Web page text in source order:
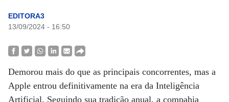
EDITORA3
13/09/2024 - 16:50
Demorou mais do que as principais concorrentes, mas a
Apple entrou definitivamente na era da Inteligência
Artificial. Seguindo sua tradição anual, a compahia